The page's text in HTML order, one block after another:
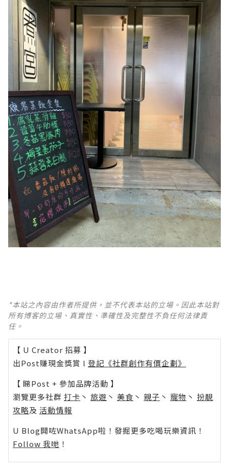
*本站之內容由作者所提供，並不代表本站的立場。因此本站對
所有博客的立場、真實性、準確性及完整性不負任何法律責
任。
【 U Creator 招募 】
出Post賺現金獎賞 l 登記《社群創作有價企劃》
【 睇Post + 參加品牌活動 】
瀏覽更多社群 打卡 丶 旅遊 丶 美食 丶 親子 丶 寵物 丶 扮靚
攻略及 活動情報
U Blog開咗WhatsApp啦！發掘更多吃喝玩樂資訊！
Follow 我哋 ！